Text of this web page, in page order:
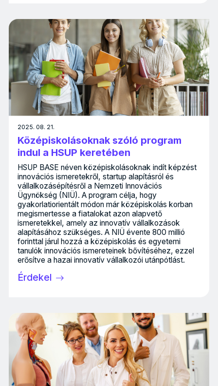
2025. 08. 21.
Középiskolásoknak szóló program
indul a HSUP keretében
HSUP BASE néven középiskolásoknak indít képzést
innovációs ismeretekről, startup alapításról és
vállalkozásépítésről a Nemzeti Innovációs
Ügynökség (NIÜ). A program célja, hogy
gyakorlatiorientált módon már középiskolás korban
megismertesse a fiatalokat azon alapvető
ismeretekkel, amely az innovatív vállalkozások
alapításához szükséges. A NIÜ évente 800 millió
forinttal járul hozzá a középiskolás és egyetemi
tanulók innovációs ismereteinek bővítéséhez, ezzel
erősítve a hazai innovatív vállalkozói utánpótlást.
Érdekel